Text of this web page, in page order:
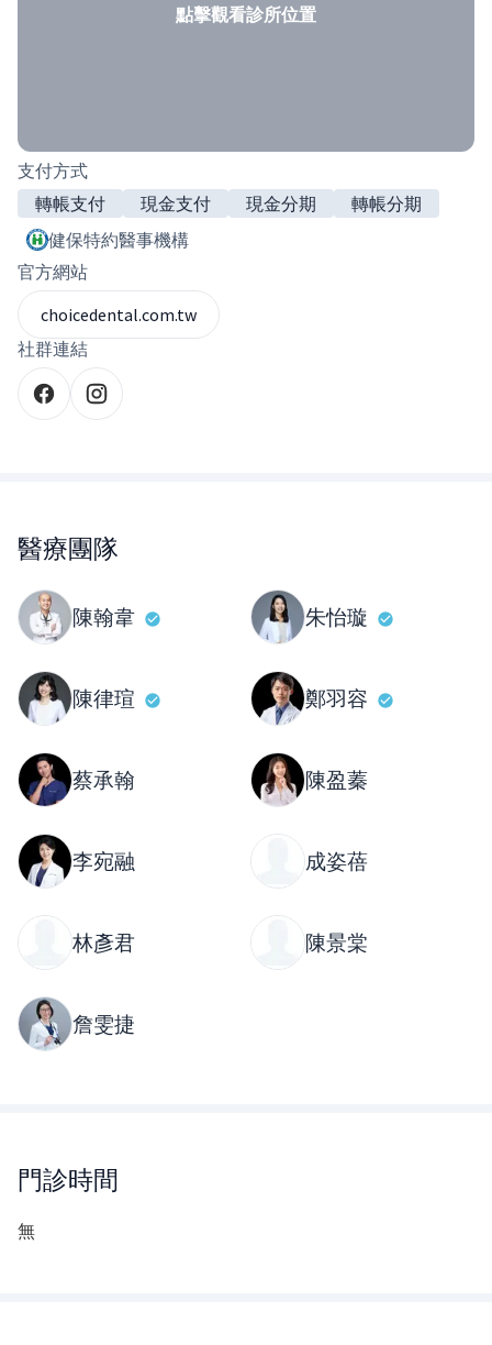
點擊觀看診所位置
支付方式
轉帳支付
現金支付 現金分期
轉帳分期
健保特約醫事機構
官方網站
choicedental.com.tw
社群連結
醫療團隊
陳翰韋 朱怡璇
陳律瑄 鄭羽容
蔡承翰 陳盈蓁
李宛融 成姿蓓
林彥君 陳景棠
詹雯捷
門診時間
無